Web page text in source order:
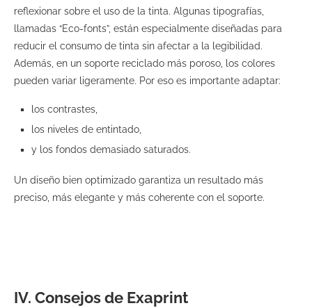
reflexionar sobre el uso de la tinta. Algunas tipografías,
llamadas “Eco-fonts”, están especialmente diseñadas para
reducir el consumo de tinta sin afectar a la legibilidad.
Además, en un soporte reciclado más poroso, los colores
pueden variar ligeramente. Por eso es importante adaptar:
los contrastes,
los niveles de entintado,
y los fondos demasiado saturados.
Un diseño bien optimizado garantiza un resultado más
preciso, más elegante y más coherente con el soporte.
IV. Consejos de Exaprint